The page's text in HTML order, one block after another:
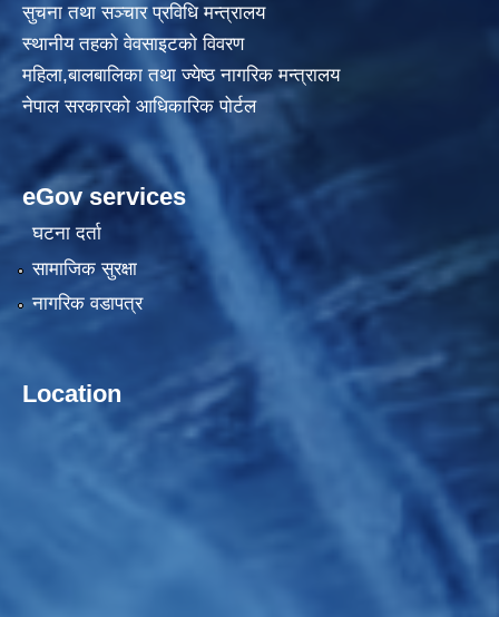
सुचना तथा सञ्चार प्रविधि मन्त्रालय
स्थानीय तहकाे वेवसाइटकाे विवरण
महिला,बालबालिका तथा ज्येष्ठ नागरिक मन्त्रालय
नेपाल सरकारको आधिकारिक पोर्टल
eGov services
घटना दर्ता
सामाजिक सुरक्षा
नागरिक वडापत्र
Location